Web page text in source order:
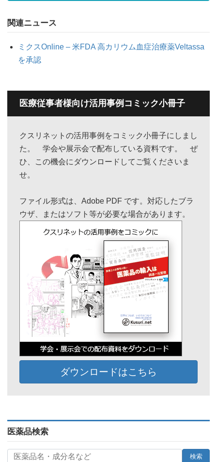
関連ニュース
ミクスOnline – 米FDA 高カリウム血症治療薬Veltassa
を承認
医療従事者様向け活用事例コミック小冊子
クスリネットの活用事例をコミック小冊子にしまし
た。 学会や展示会で配布している資料です。 ぜ
ひ、この機会にダウンロードしてご覧くださいま
せ。
ファイル形式は、Adobe PDF です。対応したブラ
ウザ、またはソフト等が必要な場合があります。
ダウンロードはこちら
医薬品検索